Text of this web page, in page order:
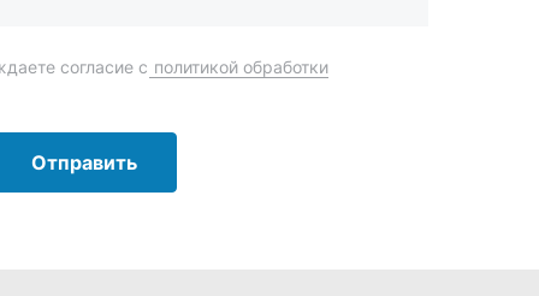
+7 (904) 945-52-55